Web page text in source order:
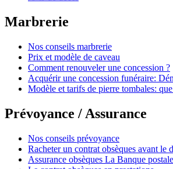
Marbrerie
Nos conseils marbrerie
Prix et modèle de caveau
Comment renouveler une concession ?
Acquérir une concession funéraire:
Modèle et tarifs de pierre tombales:
Prévoyance / Assurance
Nos conseils prévoyance
Racheter un contrat obsèques avant le
Assurance obsèques La Banque postale